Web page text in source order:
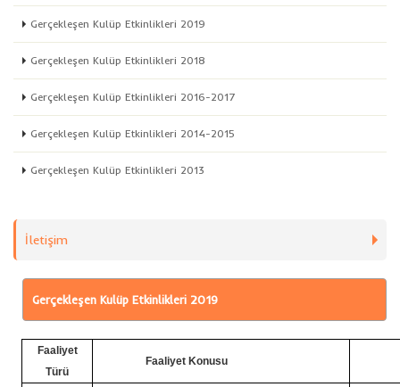
Gerçekleşen Kulüp Etkinlikleri 2019
Gerçekleşen Kulüp Etkinlikleri 2018
Gerçekleşen Kulüp Etkinlikleri 2016-2017
Gerçekleşen Kulüp Etkinlikleri 2014-2015
Gerçekleşen Kulüp Etkinlikleri 2013
İletişim
Gerçekleşen Kulüp Etkinlikleri 2019
Faaliyet
Türü
Faaliyet Konusu